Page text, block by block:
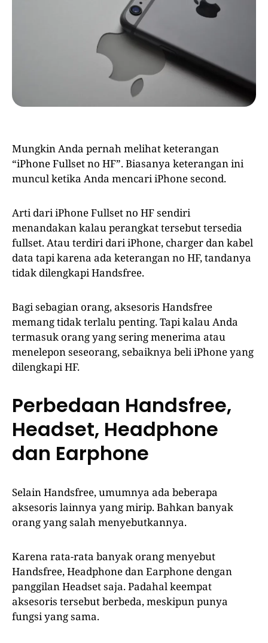
Mungkin Anda pernah melihat keterangan
“iPhone Fullset no HF”. Biasanya keterangan ini
muncul ketika Anda mencari iPhone second.
Arti dari iPhone Fullset no HF sendiri
menandakan kalau perangkat tersebut tersedia
fullset. Atau terdiri dari iPhone, charger dan kabel
data tapi karena ada keterangan no HF, tandanya
tidak dilengkapi Handsfree.
Bagi sebagian orang, aksesoris Handsfree
memang tidak terlalu penting. Tapi kalau Anda
termasuk orang yang sering menerima atau
menelepon seseorang, sebaiknya beli iPhone yang
dilengkapi HF.
Perbedaan Handsfree,
Headset, Headphone
dan Earphone
Selain Handsfree, umumnya ada beberapa
aksesoris lainnya yang mirip. Bahkan banyak
orang yang salah menyebutkannya.
Karena rata-rata banyak orang menyebut
Handsfree, Headphone dan Earphone dengan
panggilan Headset saja. Padahal keempat
aksesoris tersebut berbeda, meskipun punya
fungsi yang sama.